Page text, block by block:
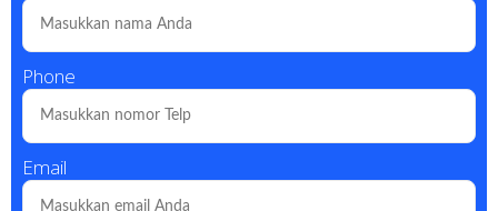
Phone
Email